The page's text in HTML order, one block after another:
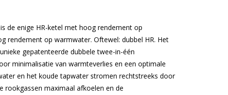
de enige HR-ketel met hoog rendement op
rendement op warmwater. Oftewel: dubbel HR. Het
gepatenteerde dubbele twee-in-één
minimalisatie van warmteverlies en een optimale
en het koude tapwater stromen rechtstreeks door
rookgassen maximaal afkoelen en de